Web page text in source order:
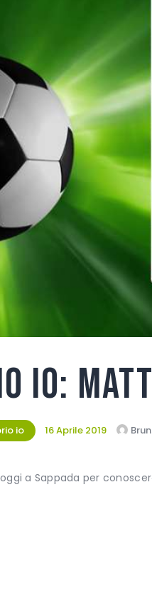
IO:
io 16 Aprile 2019
a Sappada per